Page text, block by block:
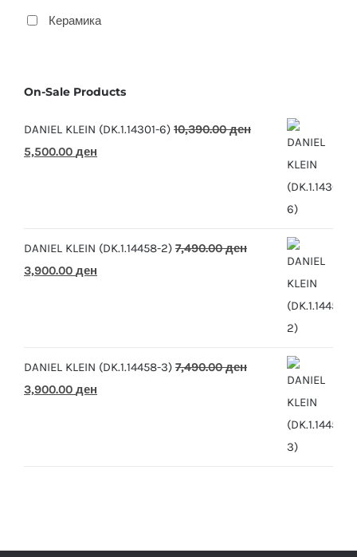
Керамика
On-Sale Products
DANIEL KLEIN (DK.1.14301-6) 10,390.00ден
Original
5,500.00 ден
DANIEL KLEIN (DK.1.14458-2) 7,490.00ден
Original
3,900.00 ден
DANIEL KLEIN (DK.1.14458-3) 7,490.00ден
Original
3,900.00 ден